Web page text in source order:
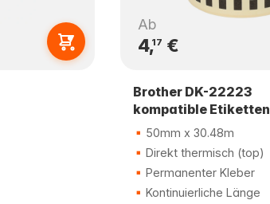
Ab
4,17 €
Brother DK-22223
kompatible Etiketten
50mm x 30.48m
Direkt thermisch (top)
Permanenter Kleber
Kontinuierliche Länge